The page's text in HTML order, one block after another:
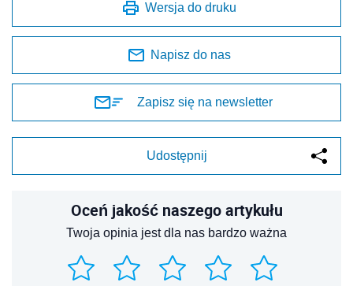
Wersja do druku
Napisz do nas
Zapisz się na newsletter
Udostępnij
Oceń jakość naszego artykułu
Twoja opinia jest dla nas bardzo ważna